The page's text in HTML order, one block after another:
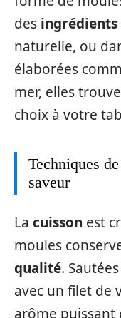
des ingrédients
naturelle, ou
élaborées
mer, elles
choix à votre
Techniques
saveur
La cuisson est
moules
qualité.
avec un filet de
arôme puissant